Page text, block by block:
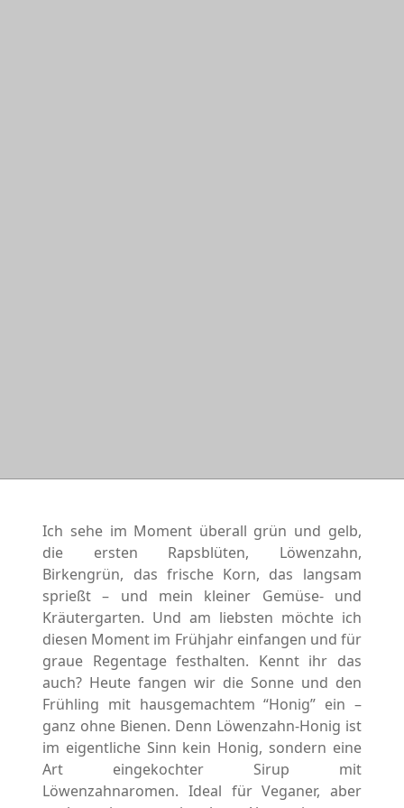
Ich sehe im Moment überall grün und gelb,
die ersten Rapsblüten, Löwenzahn,
Birkengrün, das frische Korn, das langsam
sprießt – und mein kleiner Gemüse- und
Kräutergarten. Und am liebsten möchte ich
diesen Moment im Frühjahr einfangen und für
graue Regentage festhalten. Kennt ihr das
auch? Heute fangen wir die Sonne und den
Frühling mit hausgemachtem “Honig” ein –
ganz ohne Bienen. Denn Löwenzahn-Honig ist
im eigentliche Sinn kein Honig, sondern eine
Art eingekochter Sirup mit
Löwenzahnaromen. Ideal für Veganer, aber